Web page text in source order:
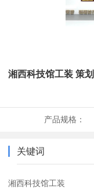
湘西科技馆工装 策
产品规格：
关键词
湘西科技馆工装